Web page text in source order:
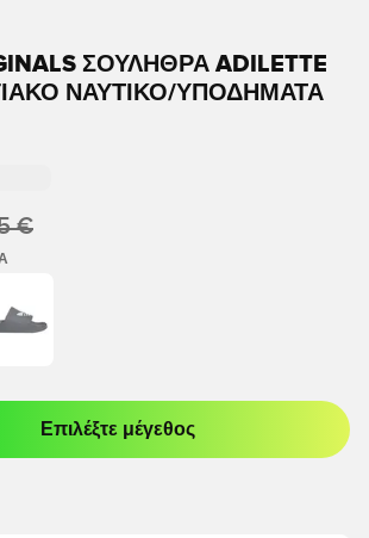
ΣΟΥΛΉΘΡΑ ADILETTE
ΝΑΥΤΙΚΌ/ΥΠΟΔΉΜΑΤΑ
€
για να συνδεθείτε ή να εγγραφείτε ως
Επιλέξτε μέγεθος